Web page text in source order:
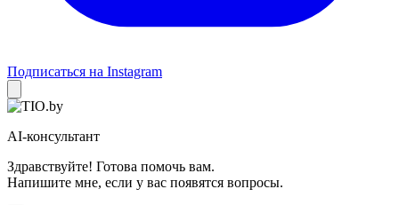
Подписаться на Instagram
AI-консультант
Здравствуйте! Готова помочь вам.
Напишите мне, если у вас появятся вопросы.